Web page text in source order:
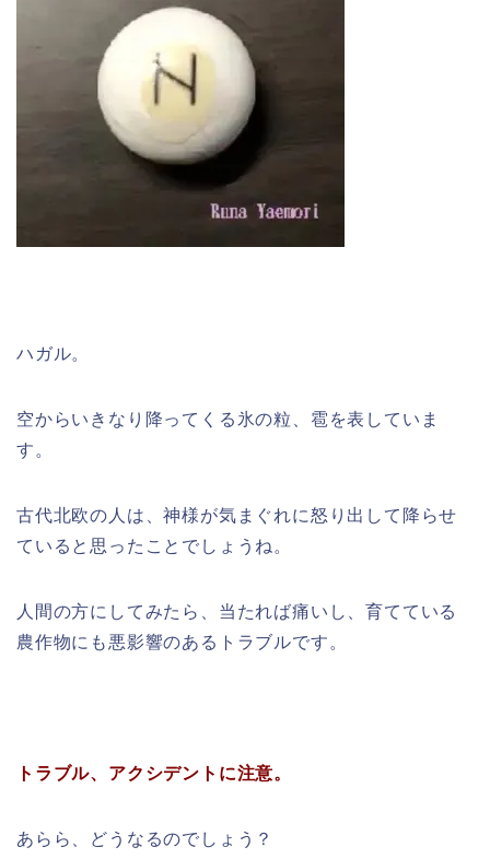
ハガル。
空からいきなり降ってくる氷の粒、雹を表していま
す。
古代北欧の人は、神様が気まぐれに怒り出して降らせ
ていると思ったことでしょうね。
人間の方にしてみたら、当たれば痛いし、育てている
農作物にも悪影響のあるトラブルです。
トラブル、アクシデントに注意。
あらら、どうなるのでしょう？